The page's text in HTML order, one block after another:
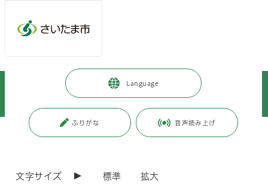
Language
ふりがな 音声読み上げ
文字サイズ 標準 拡大
健康・医療・福祉 > 健康・医療
>
更新日付：2026年3月6日 / ページ番号：C128767
法について